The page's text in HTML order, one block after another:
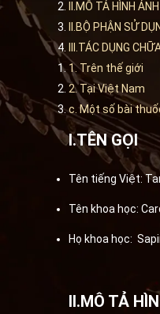
II.MÔ TẢ HÌNH
II.BỘ PHẬN SỬ
III.TÁC DỤNG
1. Trên thế giới
2. Tại Việt Nam
c. Một số bài
I.TÊN GỌI
Tên tiếng Việt:
Tên khoa học:
Họ khoa học:
II.MÔ TẢ